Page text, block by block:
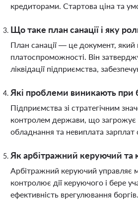
кредиторами. Стартова ціна та
Що таке план санації і яку
План санації — це документ,
платоспроможності. Він
ліквідації підприємства,
Які проблеми виникають при
Підприємства зі стратегічним
контролем держави, що загрожує
обладнання та невиплата
Як арбітражний керуючий та
Арбітражний керуючий управляє
контролює дії керуючого і бере
ефективність врегулювання боргів.